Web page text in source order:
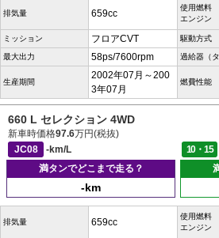
排気量 659cc
使用燃料
エンジン
ミッション フロアCVT 駆動方式
最大出力 58ps/7600rpm 過給器（タ
生産期間
2002年07月～200
3年07月
燃費性能
660 L セレクション 4WD
新車時価格97.6万円(税抜)
JC08
-km/L 10・15
満タンでどこまで走る？
-km
排気量 659cc
使用燃料
エンジン